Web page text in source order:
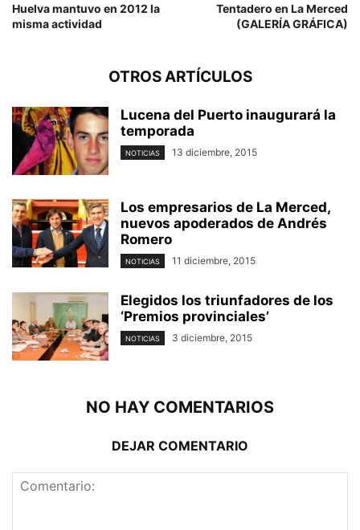
Huelva mantuvo en 2012 la
misma actividad
Tentadero en La Merced
(GALERÍA GRÁFICA)
OTROS ARTÍCULOS
Lucena del Puerto inaugurará la
temporada
NOTICIAS 13 diciembre, 2015
Los empresarios de La Merced,
nuevos apoderados de Andrés
Romero
NOTICIAS 11 diciembre, 2015
Elegidos los triunfadores de los
‘Premios provinciales’
NOTICIAS 3 diciembre, 2015
NO HAY COMENTARIOS
DEJAR COMENTARIO